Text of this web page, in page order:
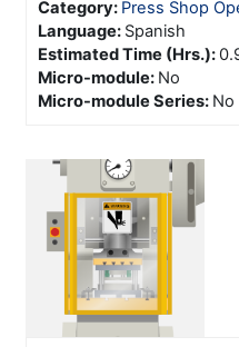
Category: Press Shop
Language: Spanish
Estimated Time (Hrs.):
Micro-module: No
Micro-module Series: No